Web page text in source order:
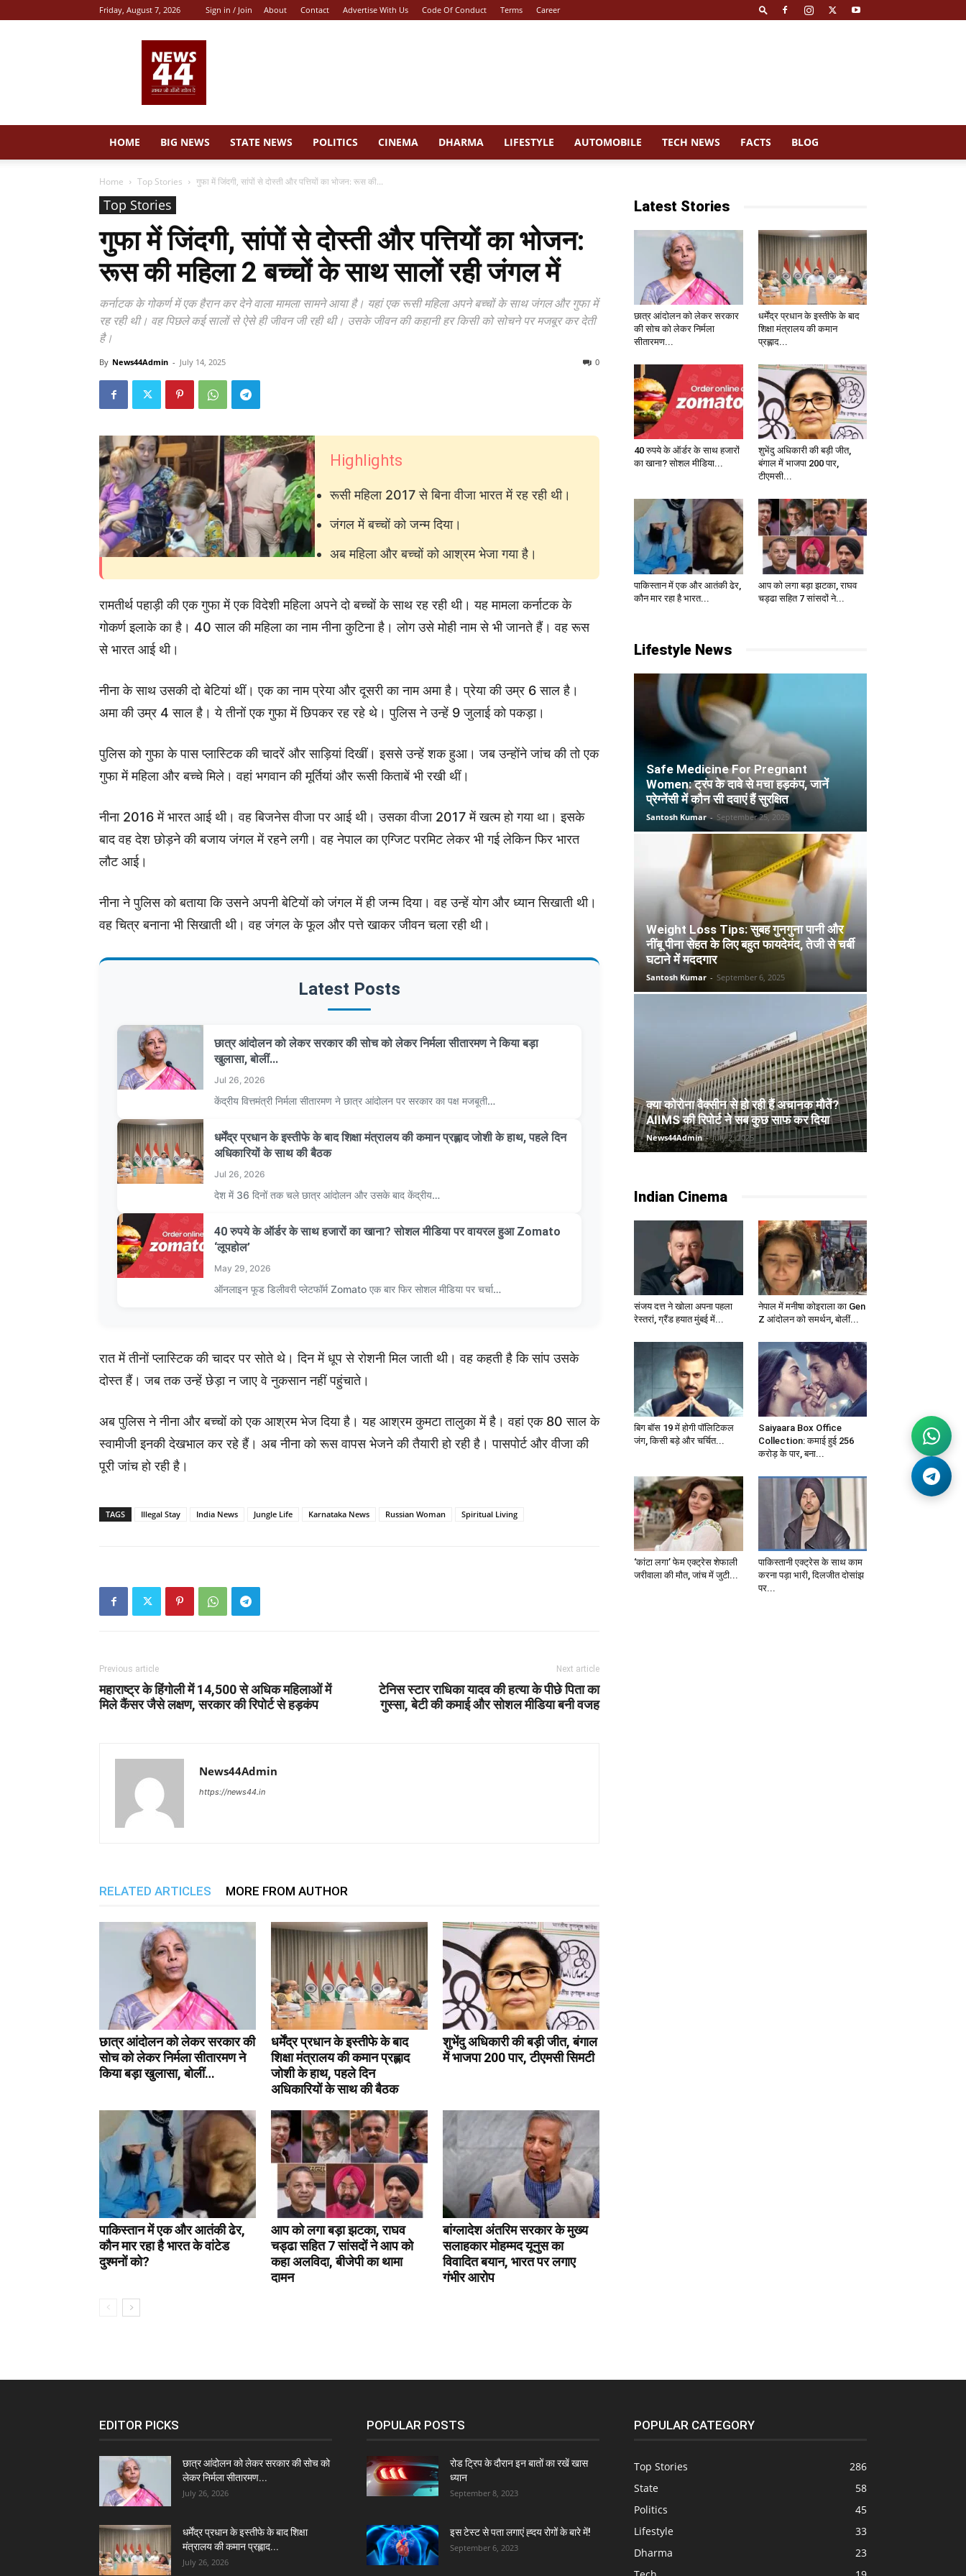
Friday, August 7, 2026 Sign in / Join About Contact Advertise With Us Code Of Conduct Terms Career
44
HOME BIG NEWS STATE NEWS POLITICS CINEMA DHARMA LIFESTYLE AUTOMOBILE TECH NEWS FACTS BLOG
Home Top Stories गुफा में जिंदगी, सांपों से दोस्ती और पत्तियों का भोजन: रूस की...
Top Stories
गुफा में जिंदगी, सांपों से दोस्ती और पत्तियों का भोजन:
रूस की महिला 2 बच्चों के साथ सालों रही जंगल में
कर्नाटक के गोकर्ण में एक हैरान कर देने वाला मामला सामने आया है। यहां एक रूसी महिला अपने बच्चों के साथ जंगल और गुफा में
रह रही थी। वह पिछले कई सालों से ऐसे ही जीवन जी रही थी। उसके जीवन की कहानी हर किसी को सोचने पर मजबूर कर देती
है।
By News44Admin - July 14, 2025 0
Highlights
रूसी महिला 2017 से बिना वीजा भारत में रह रही थी।
जंगल में बच्चों को जन्म दिया।
अब महिला और बच्चों को आश्रम भेजा गया है।
रामतीर्थ पहाड़ी की एक गुफा में एक विदेशी महिला अपने दो बच्चों के साथ रह रही थी। यह मामला कर्नाटक के
गोकर्ण इलाके का है। 40 साल की महिला का नाम नीना कुटिना है। लोग उसे मोही नाम से भी जानते हैं। वह रूस
से भारत आई थी।
नीना के साथ उसकी दो बेटियां थीं। एक का नाम प्रेया और दूसरी का नाम अमा है। प्रेया की उम्र 6 साल है।
अमा की उम्र 4 साल है। ये तीनों एक गुफा में छिपकर रह रहे थे। पुलिस ने उन्हें 9 जुलाई को पकड़ा।
पुलिस को गुफा के पास प्लास्टिक की चादरें और साड़ियां दिखीं। इससे उन्हें शक हुआ। जब उन्होंने जांच की तो एक
गुफा में महिला और बच्चे मिले। वहां भगवान की मूर्तियां और रूसी किताबें भी रखी थीं।
नीना 2016 में भारत आई थी। वह बिजनेस वीजा पर आई थी। उसका वीजा 2017 में खत्म हो गया था। इसके
बाद वह देश छोड़ने की बजाय जंगल में रहने लगी। वह नेपाल का एग्जिट परमिट लेकर भी गई लेकिन फिर भारत
लौट आई।
नीना ने पुलिस को बताया कि उसने अपनी बेटियों को जंगल में ही जन्म दिया। वह उन्हें योग और ध्यान सिखाती थी।
वह चित्र बनाना भी सिखाती थी। वह जंगल के फूल और पत्ते खाकर जीवन चला रही थी।
Latest Posts
छात्र आंदोलन को लेकर सरकार की सोच को लेकर निर्मला सीतारमण ने किया बड़ा
खुलासा, बोलीं...
Jul 26, 2026
केंद्रीय वित्तमंत्री निर्मला सीतारमण ने छात्र आंदोलन पर सरकार का पक्ष मजबूती…
धर्मेंद्र प्रधान के इस्तीफे के बाद शिक्षा मंत्रालय की कमान प्रह्लाद जोशी के हाथ, पहले दिन
अधिकारियों के साथ की बैठक
Jul 26, 2026
देश में 36 दिनों तक चले छात्र आंदोलन और उसके बाद केंद्रीय…
40 रुपये के ऑर्डर के साथ हजारों का खाना? सोशल मीडिया पर वायरल हुआ Zomato
‘लूपहोल’
May 29, 2026
ऑनलाइन फूड डिलीवरी प्लेटफॉर्म Zomato एक बार फिर सोशल मीडिया पर चर्चा…
रात में तीनों प्लास्टिक की चादर पर सोते थे। दिन में धूप से रोशनी मिल जाती थी। वह कहती है कि सांप उसके
दोस्त हैं। जब तक उन्हें छेड़ा न जाए वे नुकसान नहीं पहुंचाते।
अब पुलिस ने नीना और बच्चों को एक आश्रम भेज दिया है। यह आश्रम कुमटा तालुका में है। वहां एक 80 साल के
स्वामीजी इनकी देखभाल कर रहे हैं। अब नीना को रूस वापस भेजने की तैयारी हो रही है। पासपोर्ट और वीजा की
पूरी जांच हो रही है।
TAGS Illegal Stay India News Jungle Life Karnataka News Russian Woman Spiritual Living
Previous article
महाराष्ट्र के हिंगोली में 14,500 से अधिक महिलाओं में
मिले कैंसर जैसे लक्षण, सरकार की रिपोर्ट से हड़कंप
Next article
टेनिस स्टार राधिका यादव की हत्या के पीछे पिता का
गुस्सा, बेटी की कमाई और सोशल मीडिया बनी वजह
News44Admin
https://news44.in
RELATED ARTICLES MORE FROM AUTHOR
छात्र आंदोलन को लेकर सरकार की
सोच को लेकर निर्मला सीतारमण ने
किया बड़ा खुलासा, बोलीं…
धर्मेंद्र प्रधान के इस्तीफे के बाद
शिक्षा मंत्रालय की कमान प्रह्लाद
जोशी के हाथ, पहले दिन
अधिकारियों के साथ की बैठक
शुभेंदु अधिकारी की बड़ी जीत, बंगाल
में भाजपा 200 पार, टीएमसी सिमटी
पाकिस्तान में एक और आतंकी ढेर,
कौन मार रहा है भारत के वांटेड
दुश्मनों को?
आप को लगा बड़ा झटका, राघव
चड्ढा सहित 7 सांसदों ने आप को
कहा अलविदा, बीजेपी का थामा
दामन
बांग्लादेश अंतरिम सरकार के मुख्य
सलाहकार मोहम्मद यूनुस का
विवादित बयान, भारत पर लगाए
गंभीर आरोप
Latest Stories
छात्र आंदोलन को लेकर सरकार
की सोच को लेकर निर्मला
सीतारमण...
धर्मेंद्र प्रधान के इस्तीफे के बाद
शिक्षा मंत्रालय की कमान
प्रह्लाद...
40 रुपये के ऑर्डर के साथ हजारों
का खाना? सोशल मीडिया...
शुभेंदु अधिकारी की बड़ी जीत,
बंगाल में भाजपा 200 पार,
टीएमसी...
पाकिस्तान में एक और आतंकी ढेर,
कौन मार रहा है भारत...
आप को लगा बड़ा झटका, राघव
चड्ढा सहित 7 सांसदों ने...
Lifestyle News
Safe Medicine For Pregnant
Women: ट्रंप के दावे से मचा हड़कंप, जानें
प्रेग्नेंसी में कौन सी दवाएं हैं सुरक्षित
Santosh Kumar - September 25, 2025
Weight Loss Tips: सुबह गुनगुना पानी और
नींबू पीना सेहत के लिए बहुत फायदेमंद, तेजी से चर्बी
घटाने में मददगार
Santosh Kumar - September 6, 2025
क्या कोरोना वैक्सीन से हो रही हैं अचानक मौतें?
AIIMS की रिपोर्ट ने सब कुछ साफ कर दिया
News44Admin - July 2, 2025
Indian Cinema
संजय दत्त ने खोला अपना पहला
रेस्तरां, ग्रैंड हयात मुंबई में...
नेपाल में मनीषा कोइराला का Gen
Z आंदोलन को समर्थन, बोलीं...
बिग बॉस 19 में होगी पॉलिटिकल
जंग, किसी बड़े और चर्चित...
Saiyaara Box Office
Collection: कमाई हुई 256
करोड़ के पार, बना...
‘कांटा लगा’ फेम एक्ट्रेस शेफाली
जरीवाला की मौत, जांच में जुटी...
पाकिस्तानी एक्ट्रेस के साथ काम
करना पड़ा भारी, दिलजीत दोसांझ
पर...
EDITOR PICKS
छात्र आंदोलन को लेकर सरकार की सोच को
लेकर निर्मला सीतारमण...
July 26, 2026
धर्मेंद्र प्रधान के इस्तीफे के बाद शिक्षा
मंत्रालय की कमान प्रह्लाद...
July 26, 2026
POPULAR POSTS
रोड ट्रिप के दौरान इन बातों का रखें खास
ध्यान
September 8, 2023
इस टेस्ट से पता लगाएं ह्दय रोगों के बारे में!
September 6, 2023
POPULAR CATEGORY
Top Stories
286
State
58
Politics
45
Lifestyle
33
Dharma
23